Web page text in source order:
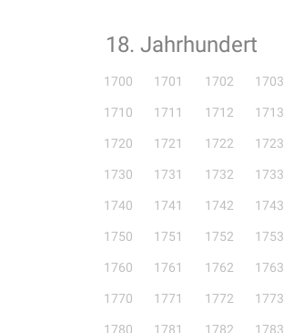
18. Jahrhundert
1700 1701 1702 1703
1710 1711 1712 1713
1720 1721 1722 1723
1730 1731 1732 1733
1740 1741 1742 1743
1750 1751 1752 1753
1760 1761 1762 1763
1770 1771 1772 1773
1780 1781 1782 1783